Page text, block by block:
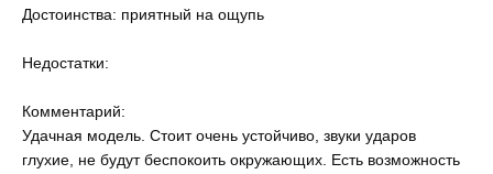
Достоинства: приятный на ощупь
Недостатки:
Комментарий:
Удачная модель. Стоит очень устойчиво, звуки ударов
глухие, не будут беспокоить окружающих. Есть возможность